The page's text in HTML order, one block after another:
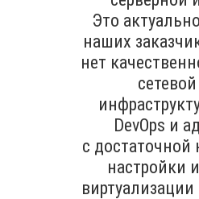
Это
наших
нет
DevOps и
с
настройки